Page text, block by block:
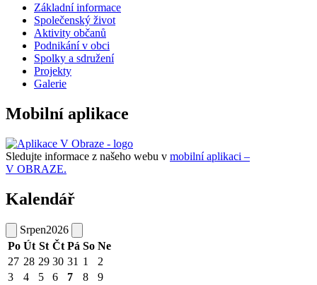
Základní informace
Společenský život
Aktivity občanů
Podnikání v obci
Spolky a sdružení
Projekty
Galerie
Mobilní aplikace
Sledujte informace z našeho webu v mobilní aplikaci –
V OBRAZE.
Kalendář
Srpen2026
Po Út St Čt Pá So Ne
27 28 29 30 31 1
2
3
4 5 6 7 8
9